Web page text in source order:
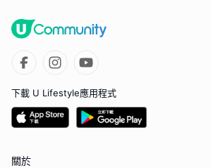
下載 U Lifestyle應用程式
關於